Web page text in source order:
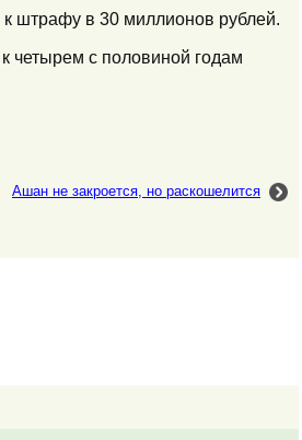
к штрафу в 30 миллионов рублей.
четырем с половиной годам
Ашан не закроется, но раскошелится